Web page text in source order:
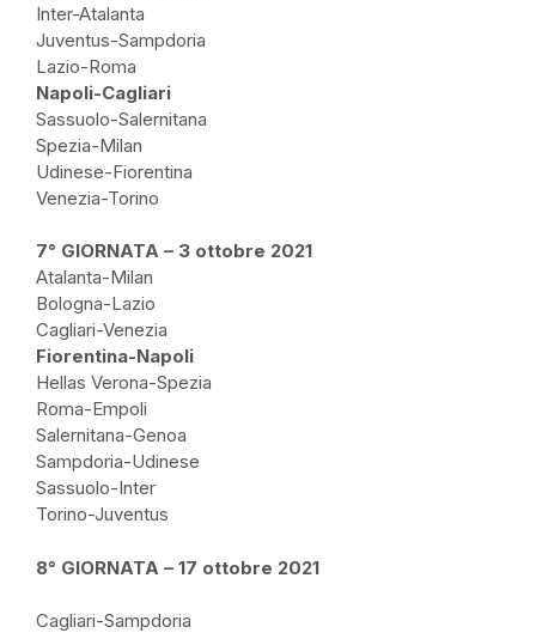
Inter-Atalanta
Juventus-Sampdoria
Lazio-Roma
Napoli-Cagliari
Sassuolo-Salernitana
Spezia-Milan
Udinese-Fiorentina
Venezia-Torino
7° GIORNATA – 3 ottobre 2021
Atalanta-Milan
Bologna-Lazio
Cagliari-Venezia
Fiorentina-Napoli
Hellas Verona-Spezia
Roma-Empoli
Salernitana-Genoa
Sampdoria-Udinese
Sassuolo-Inter
Torino-Juventus
8° GIORNATA – 17 ottobre 2021
Cagliari-Sampdoria